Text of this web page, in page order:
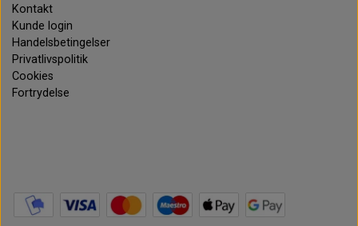
Kontakt
Kunde login
Handelsbetingelser
Privatlivspolitik
Cookies
Fortrydelse